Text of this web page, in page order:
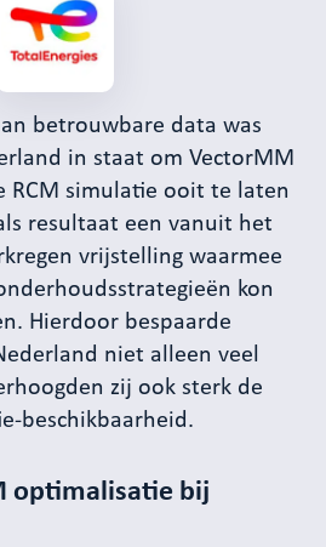
betrouwbare data was
in staat om VectorMM
RCM simulatie ooit te laten
resultaat een vanuit het
vrijstelling waarmee
kon
Hierdoor bespaarde
niet alleen veel
zij ook sterk de
beschikbaarheid.
optimalisatie bij